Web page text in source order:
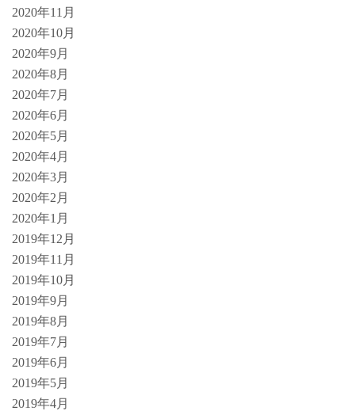
2020年11月
2020年10月
2020年9月
2020年8月
2020年7月
2020年6月
2020年5月
2020年4月
2020年3月
2020年2月
2020年1月
2019年12月
2019年11月
2019年10月
2019年9月
2019年8月
2019年7月
2019年6月
2019年5月
2019年4月